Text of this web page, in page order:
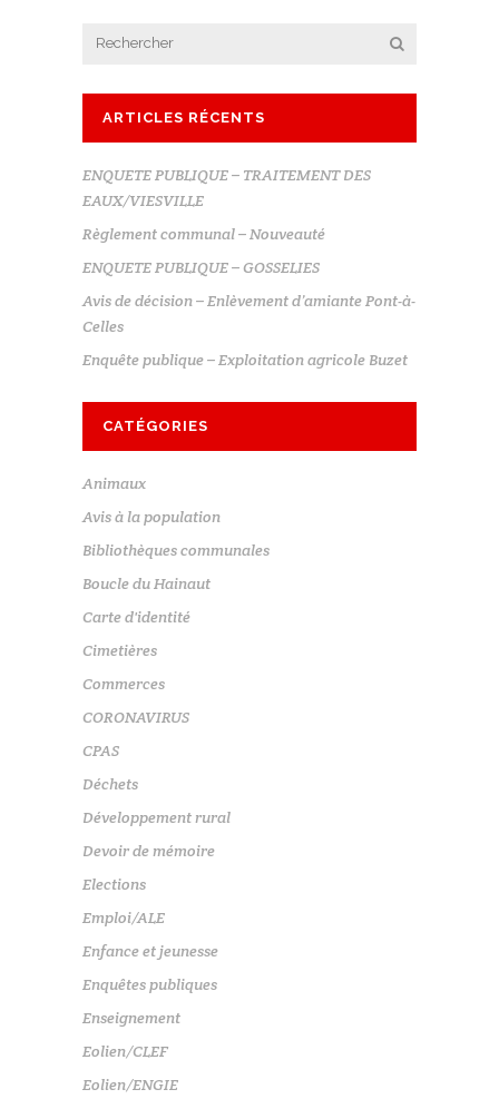
ARTICLES RÉCENTS
ENQUETE PUBLIQUE – TRAITEMENT DES
EAUX/VIESVILLE
Règlement communal – Nouveauté
ENQUETE PUBLIQUE – GOSSELIES
Avis de décision – Enlèvement d’amiante Pont-à-
Celles
Enquête publique – Exploitation agricole Buzet
CATÉGORIES
Animaux
Avis à la population
Bibliothèques communales
Boucle du Hainaut
Carte d'identité
Cimetières
Commerces
CORONAVIRUS
CPAS
Déchets
Développement rural
Devoir de mémoire
Elections
Emploi/ALE
Enfance et jeunesse
Enquêtes publiques
Enseignement
Eolien/CLEF
Eolien/ENGIE